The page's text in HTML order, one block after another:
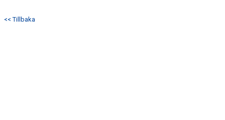
SPONSORER
<< Tillbaka